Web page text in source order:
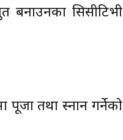
बनाउनका सिसीटिभी
पूजा तथा स्नान गर्नेको